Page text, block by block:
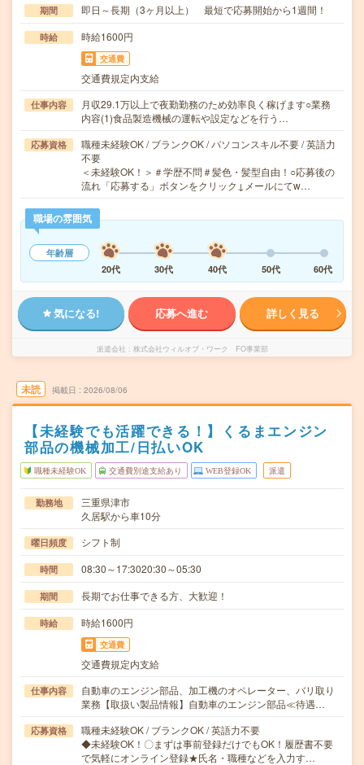
期間 即日～長期（3ヶ月以上） 最短で応募開始から1週間！
時給 時給1600円
交通費
交通費規定内支給
仕事内容
月収29.1万以上で夜勤勤務のため効率良く稼げます○業務
内容(1)食品製造機械の運転や設定などを行う…
応募資格
職種未経験OK / ブランクOK / パソコンスキル不要 / 英語力
不要
＜未経験OK！＞＃学歴不問＃髪色・髪型自由！○応募後の
流れ「応募する」ボタンをクリック↓メールにてw…
職場の雰囲気
年齢層
20代
30代 40代 50代 60代
気になる! 応募へ進む 詳しく見る
派遣会社 株式会社ウィルオブ・ワーク FO事業部
未読 掲載日 2026/08/06
【未経験でも活躍できる！】くるまエンジン
部品の機械加工/日払いOK
職種未経験OK 交通費別途支給あり WEB登録OK 派遣
勤務地
三重県津市
久居駅から車10分
曜日頻度 シフト制
時間 08:30～17:3020:30～05:30
期間 長期でお仕事できる方、大歓迎！
時給 時給1600円
交通費
交通費規定内支給
仕事内容
自動車のエンジン部品、加工機のオペレーター、バリ取り
業務【取扱い製品情報】自動車のエンジン部品≪待遇…
応募資格
職種未経験OK / ブランクOK / 英語力不要
◆未経験OK！〇まずは事前登録だけでもOK！履歴書不要
で気軽にオンライン登録★氏名・職種などを入力す…